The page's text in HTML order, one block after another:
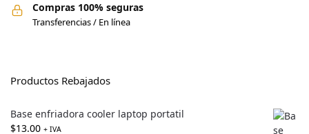
Compras 100% seguras
Transferencias / En línea
Productos Rebajados
Base enfriadora cooler laptop portatil
$13.00 + IVA